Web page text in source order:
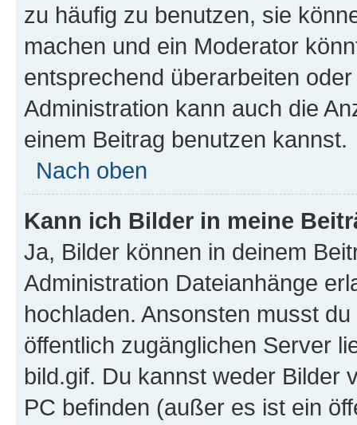
zu häufig zu benutzen, sie
machen und ein Moderator
entsprechend überarbeiten
Administration kann auch die
einem Beitrag benutzen kannst.
Nach oben
Kann ich Bilder in meine
Ja, Bilder können in deinem
Administration Dateianhänge
hochladen. Ansonsten musst
öffentlich zugänglichen Server
bild.gif. Du kannst weder Bilder
PC befinden (außer es ist ein